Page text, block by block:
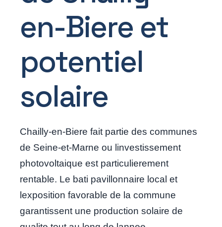
en-Biere et
potentiel
solaire
Chailly-en-Biere fait partie des communes
de Seine-et-Marne ou linvestissement
photovoltaique est particulierement
rentable. Le bati pavillonnaire local et
lexposition favorable de la commune
garantissent une production solaire de